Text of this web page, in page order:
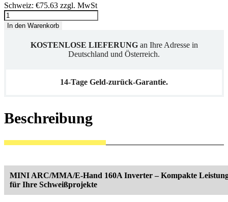
Schweiz: €75.63 zzgl. MwSt
Elektroden
Schweißgerät
MINI
In den Warenkorb
KOSTENLOSE LIEFERUNGan Ihre Adresse in
Deutschland und Österreich.
14-Tage Geld-zurück-Garantie.
Beschreibung
MINI ARC/MMA/E-Hand 160A Inverter – Kompakte
für Ihre Schweißprojekte